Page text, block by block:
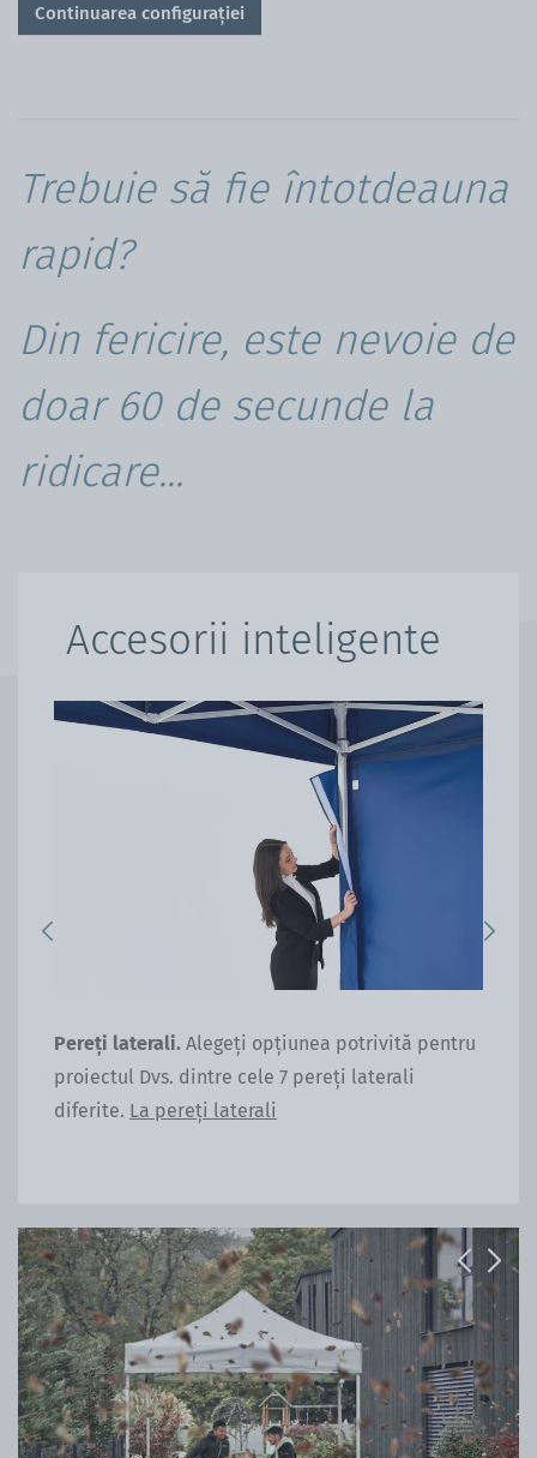
Continuarea configurației
Trebuie să fie întotdeauna
rapid?
Din fericire, este nevoie de
doar 60 de secunde la
ridicare...
Accesorii inteligente
Pereți laterali. Alegeți opțiunea potrivită pentru
proiectul Dvs. dintre cele 7 pereți laterali
diferite. La pereți laterali
Previous
Next